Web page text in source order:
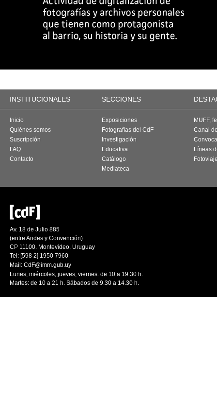
INSTITUCIONALES SECCIONES
Inicio
Quiénes somos
Suscripción
FAQ
Contacto
Exposiciones
Fotografías del CdF
Investigación
Educativa
Catálogo
Mediateca
MUFF,
Canal
Líneas
Av. 18 de Julio 885
(entre Andes y Convención)
CP 11100. Montevideo. Uruguay
Tel: [598 2] 1950 7960
Mail: CdF@imm.gub.uy
Lunes, miércoles, jueves, viernes: de 10 a 19.30 h.
Martes: de 10 a 21 h. Sábados de 9.30 a 14.30 h.